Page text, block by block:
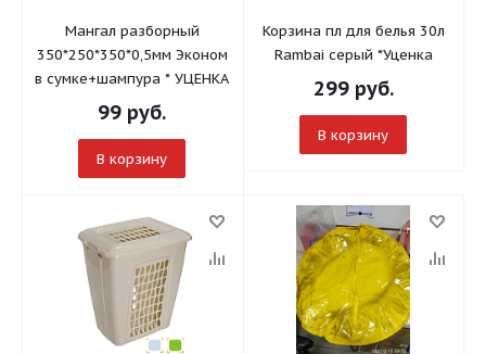
Мангал разборный
350*250*350*0,5мм Эконом
в сумке+шампура * УЦЕНКА
99 руб.
В корзину
Корзина пл для белья 30л
Rambai серый *Уценка
299руб.
В корзину